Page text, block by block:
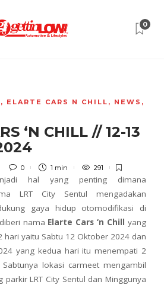
0
, ELARTE CARS N CHILL , NEWS ,
‘N CHILL // 12-13
0 1 min 291
hal yang penting dimana
LRT City Sentul mengadakan
gaya hidup otomodifikasi di
nama Elarte Cars ‘n Chill yang
hari yaitu Sabtu 12 Oktober 2024 dan
yang kedua hari itu menempati 2
lokasi carmeet mengambil
LRT City Sentul dan Minggunya